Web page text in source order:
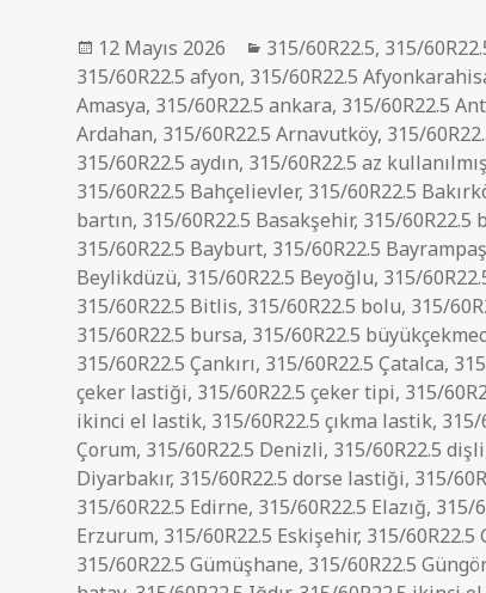
Yayın
tarihi
12 Mayıs 2026 Kategoriler
315/60R22.5, 315/
315/60R22.5 afyon, 315/60R22.5
Amasya, 315/60R22.5 ankara, 315/60R22.5
Ardahan, 315/60R22.5 Arnavutköy, 315/
315/60R22.5 aydın, 315/60R22.5 az
315/60R22.5 Bahçelievler, 315/60R22.5
bartın, 315/60R22.5 Basakşehir, 315/60R22.5
315/60R22.5 Bayburt, 315/60R22.5
Beylikdüzü, 315/60R22.5 Beyoğlu, 315/
315/60R22.5 Bitlis, 315/60R22.5 bolu, 315/
315/60R22.5 bursa, 315/60R22.5
315/60R22.5 Çankırı, 315/60R22.5 Çatalca,
çeker lastiği, 315/60R22.5 çeker tipi, 315/
ikinci el lastik, 315/60R22.5 çıkma lastik, 315/
Çorum, 315/60R22.5 Denizli, 315/60R22.5 dişli
Diyarbakır, 315/60R22.5 dorse lastiği, 315/
315/60R22.5 Edirne, 315/60R22.5 Elazığ, 315/
Erzurum, 315/60R22.5 Eskişehir, 315/60R22.5
315/60R22.5 Gümüşhane, 315/60R22.5